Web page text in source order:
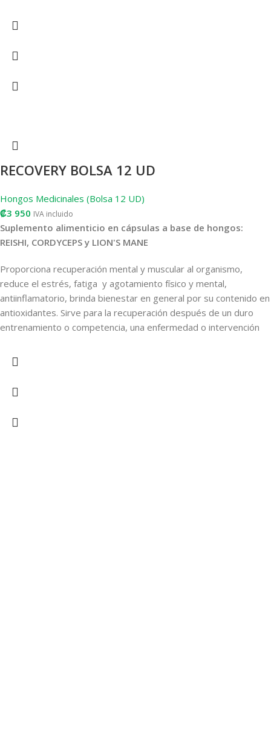
RECOVERY BOLSA 12 UD
Hongos Medicinales (Bolsa 12 UD)
₡3 950 IVA incluido
Suplemento alimenticio en cápsulas a base de hongos:
REISHI, CORDYCEPS y LION'S MANE
Proporciona recuperación mental y muscular al organismo,
reduce el estrés, fatiga y agotamiento físico y mental,
antiinflamatorio, brinda bienestar en general por su contenido en
antioxidantes. Sirve para la recuperación después de un duro
entrenamiento o competencia, una enfermedad o intervención